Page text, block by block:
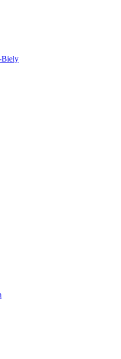
Biely